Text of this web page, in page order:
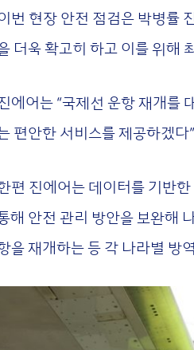
번 현장 안전 점검은 박병률
더욱 확고히 하고 이를 위해
에어는 “국제선 운항 재개를
편안한 서비스를 제공하겠다
편 진에어는 데이터를 기반
해 안전 관리 방안을 보완해
을 재개하는 등 각 나라별 방